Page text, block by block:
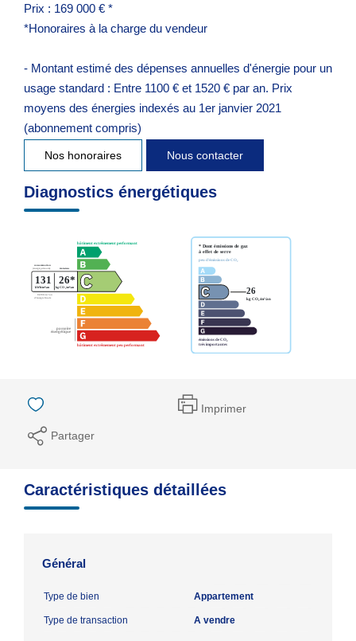
Prix : 169 000 € *
*Honoraires à la charge du vendeur
- Montant estimé des dépenses annuelles d'énergie pour un
usage standard : Entre 1100 € et 1520 € par an. Prix
moyens des énergies indexés au 1er janvier 2021
(abonnement compris)
Nos honoraires Nous contacter
Diagnostics énergétiques
Imprimer
Partager
Caractéristiques détaillées
Général
Type de bien Appartement
Type de transaction A vendre